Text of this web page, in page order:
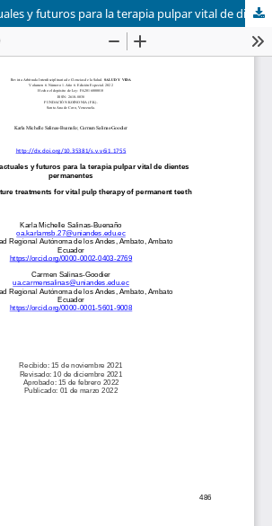
Tratamientos actuales y futuros para la terapia pulpar vital de dientes permanentes